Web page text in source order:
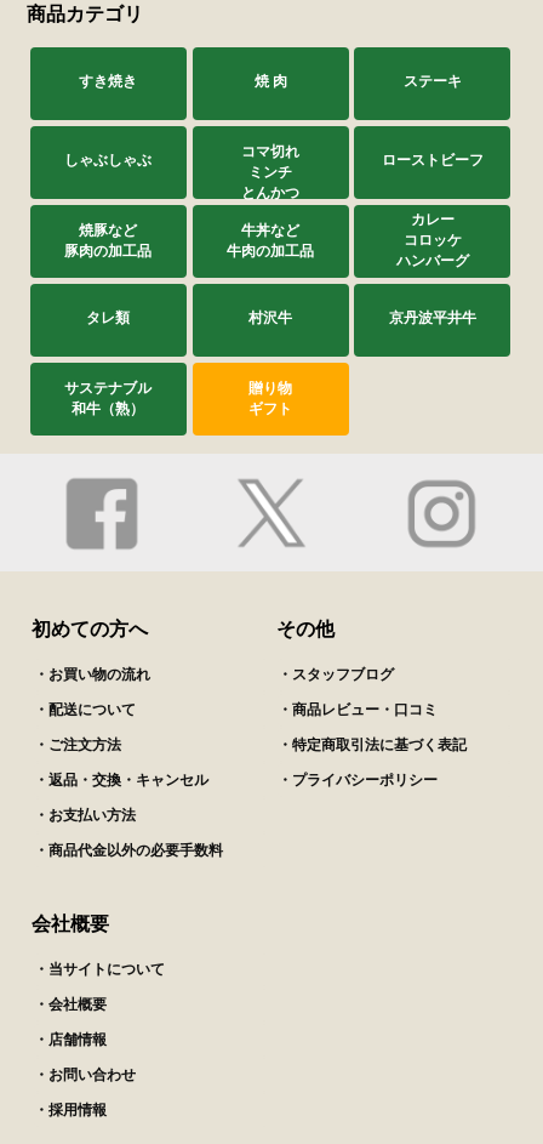
商品カテゴリ
すき焼き 焼 肉 ステーキ
しゃぶしゃぶ
コマ切れ
ミンチ
とんかつ
ローストビーフ
焼豚など
豚肉の加工品
牛丼など
牛肉の加工品
カレー
コロッケ
ハンバーグ
タレ類 村沢牛 京丹波平井牛
サステナブル
和牛（熟）
贈り物
ギフト
初めての方へ
・お買い物の流れ
・配送について
・ご注文方法
・返品・交換・キャンセル
・お支払い方法
・商品代金以外の必要手数料
その他
・スタッフブログ
・商品レビュー・口コミ
・特定商取引法に基づく表記
・プライバシーポリシー
会社概要
・当サイトについて
・会社概要
・店舗情報
・お問い合わせ
・採用情報